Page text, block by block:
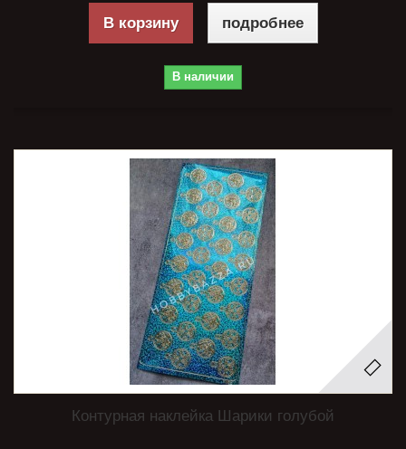
В корзину подробнее
В наличии
Контурная наклейка Шарики голубой